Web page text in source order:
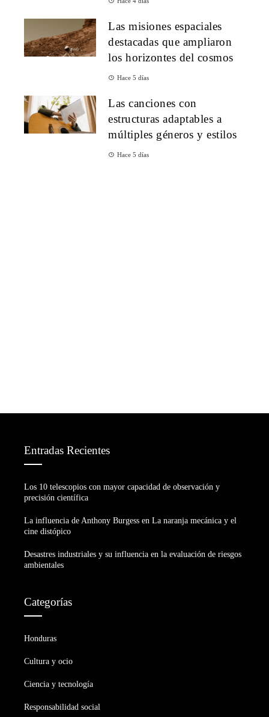
Las misiones espaciales
destacadas que ampliaron
los horizontes del cosmos
Hace 5 días
Las canciones con
estructuras adaptables a
múltiples géneros y estilos
Hace 5 días
Entradas Recientes
Los 10 telescopios con mayor capacidad de observación y
precisión científica
La influencia de Anthony Burgess en La naranja mecánica y el
cine distópico
Desastres industriales y su influencia en la evaluación de riesgos
ambientales
Categorías
Honduras
Cultura y ocio
Ciencia y tecnología
Responsabilidad social